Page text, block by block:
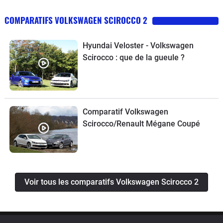
COMPARATIFS VOLKSWAGEN SCIROCCO 2
Hyundai Veloster - Volkswagen
Scirocco : que de la gueule ?
Comparatif Volkswagen
Scirocco/Renault Mégane Coupé
Voir tous les comparatifs Volkswagen Scirocco 2